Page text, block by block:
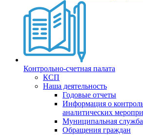
Контрольно-счетная палата
КСП
Наша деятельность
Годовые отчеты
Информация о
аналитических
Муниципальная служба
Обращения граждан